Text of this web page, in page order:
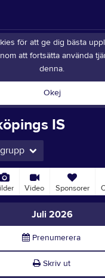
för att ge dig bästa
att fortsätta använda
denna.
Okej
IS
Video Sponsorer
Juli 2026
Prenumerera
Skriv ut